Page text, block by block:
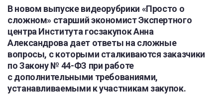
В новом выпуске видеорубрики «Просто о
сложном» старший экономист Экспертного
центра Института госзакупок Анна
Александрова дает ответы на сложные
вопросы, с которыми сталкиваются заказчики
по Закону № 44-ФЗ при работе
с дополнительными требованиями,
устанавливаемыми к участникам закупок.